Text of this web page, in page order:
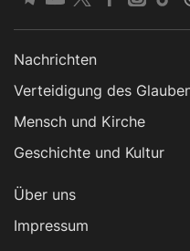
Nachrichten
Verteidigung des
Mensch und Kirche
Geschichte und Kultur
Über uns
Impressum